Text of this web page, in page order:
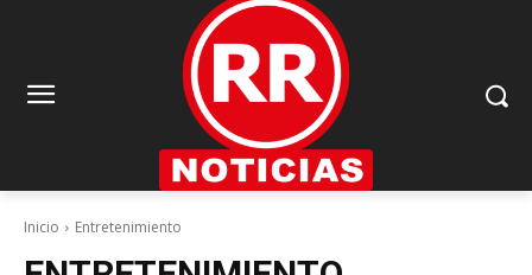
Inicio Entretenimiento